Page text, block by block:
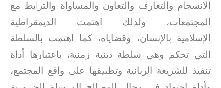
الانسجام والتعارف والتعاون والمساواة والترابط مع
المجتمعات، ولذلك اهتمت الديمقراطية
الإسلامية
بالإنسان، وقضاياه، كما اهتمت بالسلطة
التي تحكم وهي سلطة دينية زمنية، باعتبارها
أداة
تنفيذ للشريعة الربانية وتطبيقها على واقع المجتمع،